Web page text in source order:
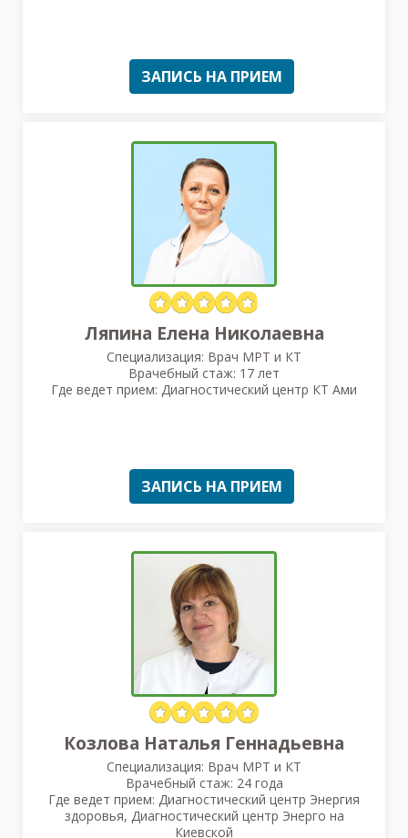
ЗАПИСЬ НА ПРИЕМ
Ляпина Елена Николаевна
Специализация: Врач МРТ и КТ
Врачебный стаж: 17 лет
Где ведет прием: Диагностический центр КТ Ами
ЗАПИСЬ НА ПРИЕМ
Козлова Наталья Геннадьевна
Специализация: Врач МРТ и КТ
Врачебный стаж: 24 года
Где ведет прием: Диагностический центр Энергия
здоровья, Диагностический центр Энерго на
Киевской